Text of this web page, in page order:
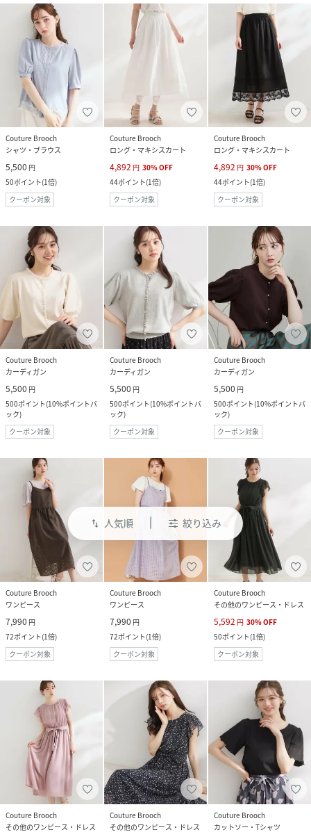
swap_vert 人気順 絞り込み
Couture Brooch
シャツ・ブラウス
5,500 円
50ポイント(1倍)
クーポン対象
Couture Brooch
ロング・マキシスカート
4,892 円 30%OFF
44ポイント(1倍)
クーポン対象
Couture Brooch
ロング・マキシスカート
4,892 円 30%OFF
44ポイント(1倍)
クーポン対象
Couture Brooch
カーディガン
5,500 円
500ポイント(10%ポイントバ
ック)
クーポン対象
Couture Brooch
カーディガン
5,500 円
500ポイント(10%ポイントバ
ック)
クーポン対象
Couture Brooch
カーディガン
5,500 円
500ポイント(10%ポイントバ
ック)
クーポン対象
Couture Brooch
ワンピース
7,990 円
72ポイント(1倍)
クーポン対象
Couture Brooch
ワンピース
7,990 円
72ポイント(1倍)
クーポン対象
Couture Brooch
その他のワンピース・ドレス
5,592 円 30%OFF
50ポイント(1倍)
クーポン対象
Couture Brooch
その他のワンピース・ドレス
Couture Brooch
その他のワンピース・ドレス
Couture Brooch
カットソー・Tシャツ